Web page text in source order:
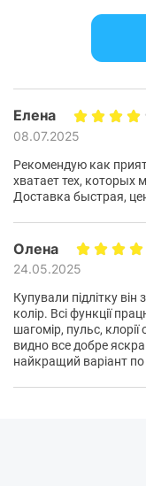
Цвет ремешка:
Характеристики и
производителем без
Браслет можно
- он не боится
Елена
08.07.2025
Рекомендую как
хватает тех,
Доставка быстрая,
Олена
24.05.2025
Купували підлітку
колір. Всі функції
шагомір, пульс,
видно все добре
найкращий варіант по